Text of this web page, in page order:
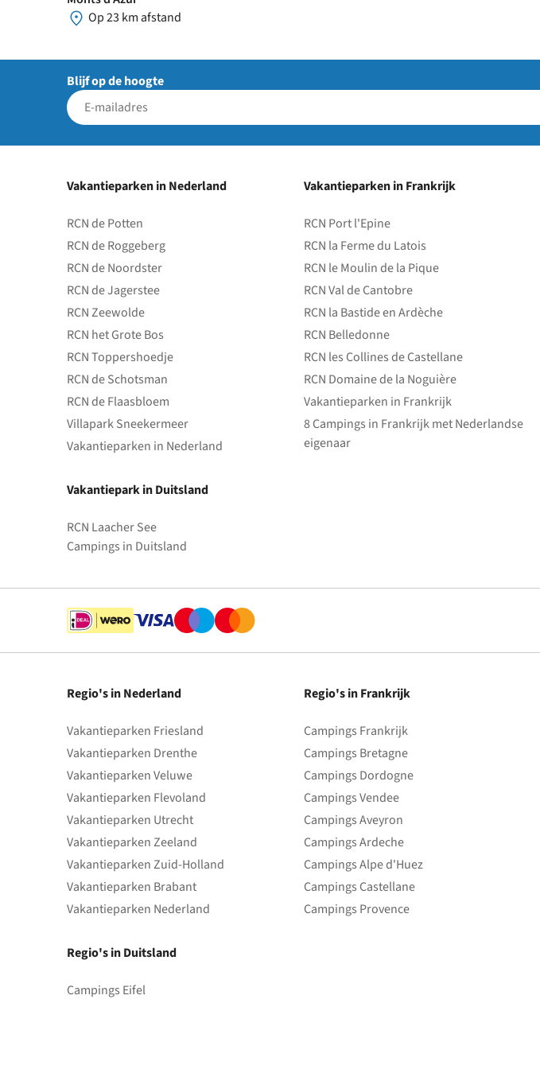
Op 23 km afstand
Blijf op de hoogte
Vakantieparken in Nederland
RCN de Potten
RCN de Roggeberg
RCN de Noordster
RCN de Jagerstee
RCN Zeewolde
RCN het Grote Bos
RCN Toppershoedje
RCN de Schotsman
RCN de Flaasbloem
Villapark Sneekermeer
Vakantieparken in Nederland
Vakantiepark in Duitsland
RCN Laacher See
Campings in Duitsland
Vakantieparken in Frankrijk
RCN Port l'Epine
RCN la Ferme du Latois
RCN le Moulin de la Pique
RCN Val de Cantobre
RCN la Bastide en Ardèche
RCN Belledonne
RCN les Collines de Castellane
RCN Domaine de la Noguière
Vakantieparken in Frankrijk
8 Campings in Frankrijk met Nederlandse
eigenaar
Regio's in Nederland
Vakantieparken Friesland
Vakantieparken Drenthe
Vakantieparken Veluwe
Vakantieparken Flevoland
Vakantieparken Utrecht
Vakantieparken Zeeland
Vakantieparken Zuid-Holland
Vakantieparken Brabant
Vakantieparken Nederland
Regio's in Duitsland
Campings Eifel
Regio's in Frankrijk
Campings Frankrijk
Campings Bretagne
Campings Dordogne
Campings Vendee
Campings Aveyron
Campings Ardeche
Campings Alpe d'Huez
Campings Castellane
Campings Provence